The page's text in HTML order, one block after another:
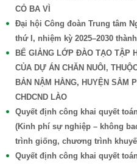
CỎ BA VÌ
Đại hội Công đoàn Trung tâm
thứ I, nhiệm kỳ 2025–2030
BẾ GIẢNG LỚP ĐÀO TẠO TẬP
CỦA DỰ ÁN CHĂN NUÔI,
BẢN NẬM HẰNG, HUYỆN SẲM
CHDCND LÀO
Quyết định công khai quyết
(Kinh phí sự nghiệp – không
trình giống, chương trình
Quyết định công khai quyết